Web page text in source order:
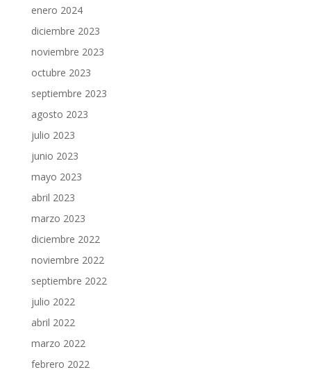
enero 2024
diciembre 2023
noviembre 2023
octubre 2023
septiembre 2023
agosto 2023
julio 2023
junio 2023
mayo 2023
abril 2023
marzo 2023
diciembre 2022
noviembre 2022
septiembre 2022
julio 2022
abril 2022
marzo 2022
febrero 2022